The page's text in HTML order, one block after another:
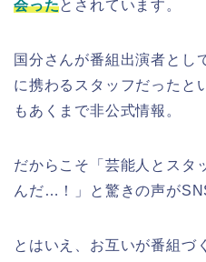
会ったとされています。
国分さんが番組出演者とし
に携わるスタッフだったと
もあくまで非公式情報。
だからこそ「芸能人とスタ
んだ…！」と驚きの声が
とはいえ、お互いが番組づ